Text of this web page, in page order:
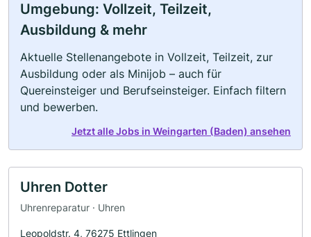
Umgebung: Vollzeit, Teilzeit,
Ausbildung & mehr
Aktuelle Stellenangebote in Vollzeit, Teilzeit, zur
Ausbildung oder als Minijob – auch für
Quereinsteiger und Berufseinsteiger. Einfach filtern
und bewerben.
Jetzt alle Jobs in Weingarten (Baden) ansehen
Uhren Dotter
Uhrenreparatur · Uhren
Leopoldstr. 4, 76275 Ettlingen